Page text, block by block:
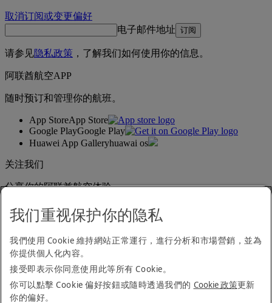
取消订阅或变更偏好
电子邮件地址 订阅
请参见隐私政策 ，了解我们如何使用你的信息。
阿联酋航空APP
随时预订和管理你的航班。
App StoreApp Store
Google PlayGoogle Play
Huawei App Galleryhuawai os
关注我们
分享你的阿联酋航空体验。
联系我们
隐私政策
条款与细则
Cookie 政策
网络安全
我们重视保护你的隐私
我們使用 Cookie 維持網站正常運行，進行分析和市場營銷，並為
你提供個人化內容。
接受即表示你同意使用此等所有 Cookie。
你可以點擊 Cookie 偏好按鈕或隨時透過我們的 Cookie 政策更新
你的偏好。